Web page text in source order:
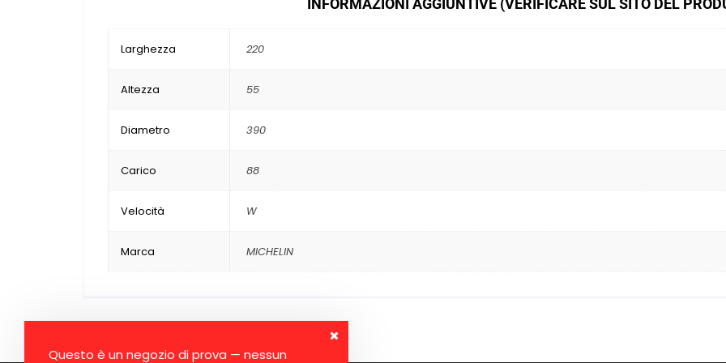
Questo è un negozio di prova — nessun
INFORMAZIONI AGGIUNTIVE (VERIFICARE SUL SITO DEL
Larghezza 220
Altezza 55
Diametro 390
Carico 88
Velocità W
Marca MICHELIN